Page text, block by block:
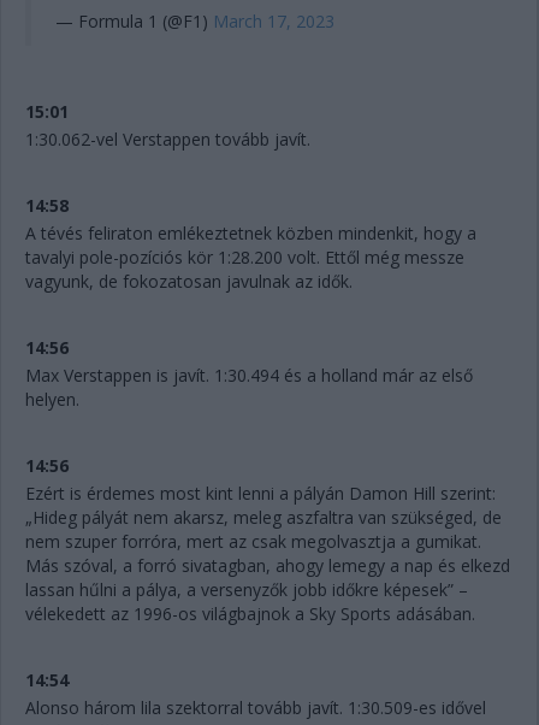
— Formula 1 (@F1) March 17, 2023
15:01
1:30.062-vel Verstappen tovább javít.
14:58
A tévés feliraton emlékeztetnek közben mindenkit, hogy a
tavalyi pole-pozíciós kör 1:28.200 volt. Ettől még messze
vagyunk, de fokozatosan javulnak az idők.
14:56
Max Verstappen is javít. 1:30.494 és a holland már az első
helyen.
14:56
Ezért is érdemes most kint lenni a pályán Damon Hill szerint:
„Hideg pályát nem akarsz, meleg aszfaltra van szükséged, de
nem szuper forróra, mert az csak megolvasztja a gumikat.
Más szóval, a forró sivatagban, ahogy lemegy a nap és elkezd
lassan hűlni a pálya, a versenyzők jobb időkre képesek” –
vélekedett az 1996-os világbajnok a Sky Sports adásában.
14:54
Alonso három lila szektorral tovább javít. 1:30.509-es idővel